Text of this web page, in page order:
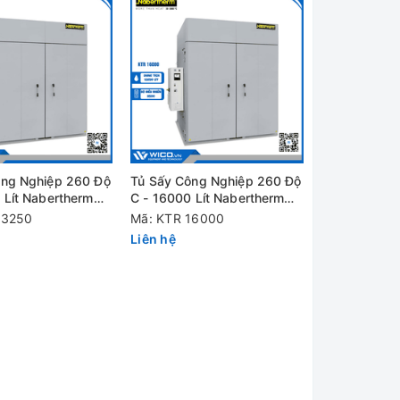
Nghiệp 260 Độ
Nabertherm
B500
Tủ Sấy Công Nghiệp 260 Độ
C - 16000 Lít Nabertherm
KTR 16000/B500
Mã: KTR 16000
Liên hệ